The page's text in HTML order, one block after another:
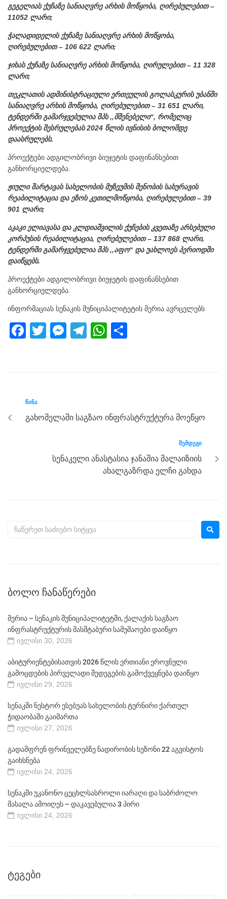
გეგელიას ქუჩაზე სანიაღვრე არხის მოწყობა, ღირებულებით –
11052 ლარი;
ჭალადიდელის ქუჩაზე სანიაღვრე არხის მოწყობა,
ღირებულებით – 106 622 ლარი;
ჯიხას ქუჩაზე სანიაღვრე არხის მოწყობა, ღირულებით – 11 328
ლარი;
თეკლათის ადმინისტრაციული ერთეულის გოლასკურის უბანში
სანიაღვრე არხის მოწყობა, ღირებულებით – 31 651 ლარი,
ტენდერში გამარჯვებულია შპს ,,მშენებელი“, რომელიც
პროექტის შესრულებას 2024 წლის ივნისის ბოლომდე
დაასრულებს.
პროექტები ადგილობრივი ბიუჯეტის დაფინანსებით
განხორციელდება.
ჟიული შარტავას სახელობის მუზეუმის შენობის სახურავის
რეაბილიტაცია და ეზოს კეთილმოწყობა, ღირებულებით – 39
901 ლარი;
აკაკი ელიავასა და კლდიაშვილის ქუჩების კვეთაზე არსებული
კორპუსის რეაბილიტაცია, ღირებულებით – 137 868 ლარი,
ტენდერში გამარჯვებულია შპს ,,აფო“ და უახლოეს პერიოდში
დაიწყებს.
პროექტები ადგილობრივი ბიუჯეტის დაფინანსებით
განხორციელდება.
ინფორმაციას სენაკის მუნიციპალიტეტის მერია ავრცელებს
F
b
o
o
T
M
g
T
m
W
p
p
ᲬᲘᲜᲐ
გახომელაში საგზაო ინფრასტრუქტურა მოეწყო
ᲨᲔᲛᲓᲔᲒᲘ
სენაკელი ანასტასია ჯანაშია მალაიზიის
ახალგაზრდა ელჩი გახდა
ᲑᲝᲚᲝ ᲩᲐᲜᲐᲬᲔᲠᲔᲑᲘ
მერია – სენაკის მუნიციპალიტეტში, ქალაქის საგზაო
ინფრასტრუქტურის მასშტაბური სამუშაოები დაიწყო
ივლისი 30, 2026
აბიტურიენტებისათვის 2026 წლის ერთიანი ეროვნული
გამოცდების პირველადი შედეგების გამოქვეყნება დაიწყო
ივლისი 29, 2026
სენაკში ნესტორ ესებუას სახელობის ტურნირი ქართულ
ჭიდაობაში გაიმართა
ივლისი 27, 2026
გადამფრენ ფრინველებზე ნადირობის სეზონი 22 აგვისტოს
გაიხსნება
ივლისი 24, 2026
სენაკში უკანონო ცეცხლსასროლი იარაღი და საბრძოლო
მასალა ამოიღეს – დაკავებულია 3 პირი
ივლისი 24, 2026
ᲢᲔᲒᲔᲑᲘ